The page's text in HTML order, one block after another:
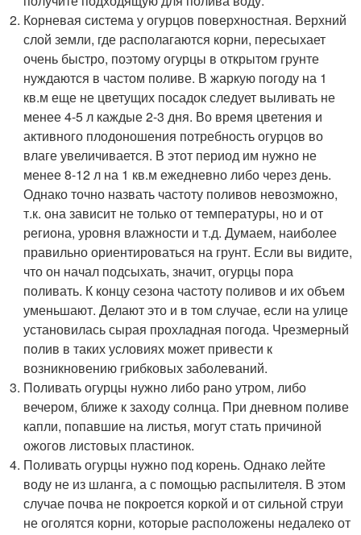
Корневая система у огурцов поверхностная. Верхний
слой земли, где располагаются корни, пересыхает
очень быстро, поэтому огурцы в открытом грунте
нуждаются в частом поливе. В жаркую погоду на 1
кв.м еще не цветущих посадок следует выливать не
менее 4-5 л каждые 2-3 дня. Во время цветения и
активного плодоношения потребность огурцов во
влаге увеличивается. В этот период им нужно не
менее 8-12 л на 1 кв.м ежедневно либо через день.
Однако точно назвать частоту поливов невозможно,
т.к. она зависит не только от температуры, но и от
региона, уровня влажности и т.д. Думаем, наиболее
правильно ориентироваться на грунт. Если вы видите,
что он начал подсыхать, значит, огурцы пора
поливать. К концу сезона частоту поливов и их объем
уменьшают. Делают это и в том случае, если на улице
установилась сырая прохладная погода. Чрезмерный
полив в таких условиях может привести к
возникновению грибковых заболеваний.
Поливать огурцы нужно либо рано утром, либо
вечером, ближе к заходу солнца. При дневном поливе
капли, попавшие на листья, могут стать причиной
ожогов листовых пластинок.
Поливать огурцы нужно под корень. Однако лейте
воду не из шланга, а с помощью распылителя. В этом
случае почва не покроется коркой и от сильной струи
не оголятся корни, которые расположены недалеко от